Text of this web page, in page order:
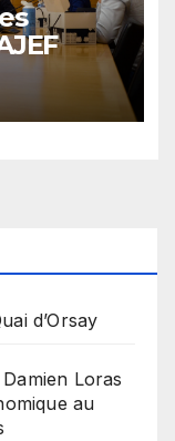
d’Orsay
Loras
au